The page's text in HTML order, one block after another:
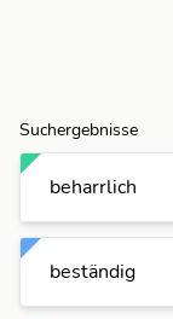
Suchergebnisse
beharrlich
beständig